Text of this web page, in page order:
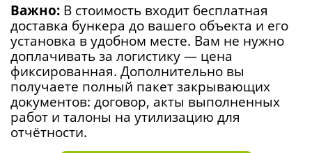
Важно: В стоимость входит бесплатная
доставка бункера до вашего объекта и его
установка в удобном месте. Вам не нужно
доплачивать за логистику — цена
фиксированная. Дополнительно вы
получаете полный пакет закрывающих
документов: договор, акты выполненных
работ и талоны на утилизацию для
отчётности.